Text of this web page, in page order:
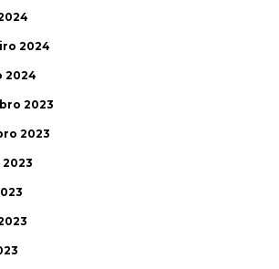
2024
2024
2023
2023